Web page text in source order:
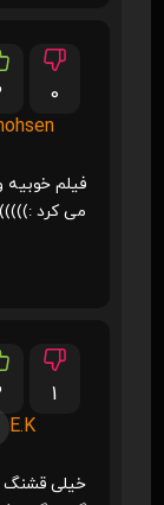
0
فیلم خوبیه
می کرد
1
E.K
خیلی قشنگ